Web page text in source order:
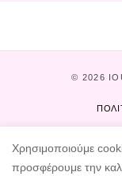
© 2026
Χρησιμοποιούμε
προσφέρουμε την